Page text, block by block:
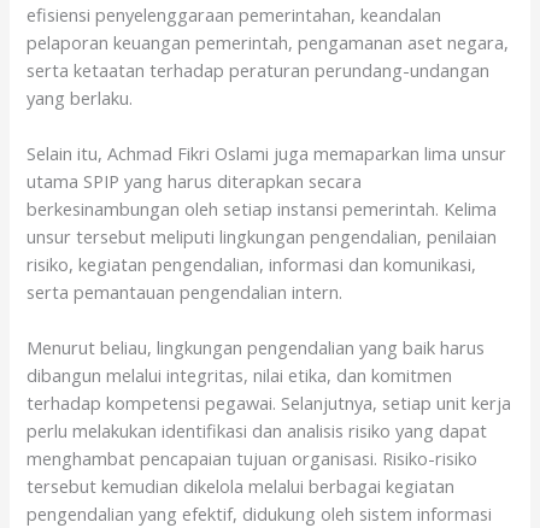
efisiensi penyelenggaraan pemerintahan, keandalan
pelaporan keuangan pemerintah, pengamanan aset negara,
serta ketaatan terhadap peraturan perundang-undangan
yang berlaku.
Selain itu, Achmad Fikri Oslami juga memaparkan lima unsur
utama SPIP yang harus diterapkan secara
berkesinambungan oleh setiap instansi pemerintah. Kelima
unsur tersebut meliputi lingkungan pengendalian, penilaian
risiko, kegiatan pengendalian, informasi dan komunikasi,
serta pemantauan pengendalian intern.
Menurut beliau, lingkungan pengendalian yang baik harus
dibangun melalui integritas, nilai etika, dan komitmen
terhadap kompetensi pegawai. Selanjutnya, setiap unit kerja
perlu melakukan identifikasi dan analisis risiko yang dapat
menghambat pencapaian tujuan organisasi. Risiko-risiko
tersebut kemudian dikelola melalui berbagai kegiatan
pengendalian yang efektif, didukung oleh sistem informasi